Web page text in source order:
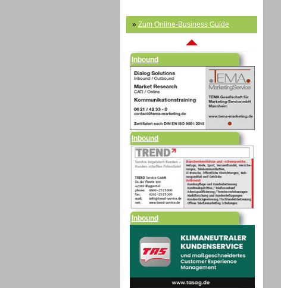
» Zum Online-Business Guide
Inbound
Inbound
Inbound
Outbound